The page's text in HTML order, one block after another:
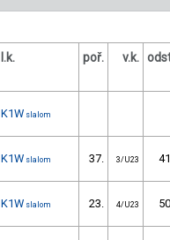
l.k. poř. v.k.
K1W slalom
K1W slalom 37. 3/U23
K1W slalom 23. 4/U23